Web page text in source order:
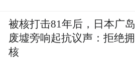
被核打击81年后，日本广岛
废墟旁响起抗议声：拒绝拥
核